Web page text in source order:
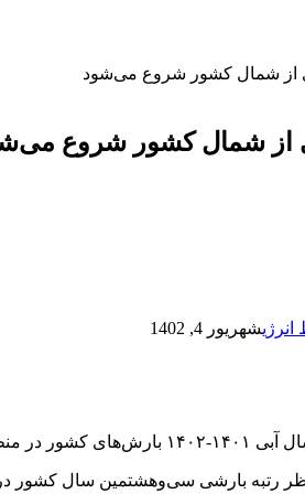
از شمال کشور شروع می‌شود
از شمال کشور شروع
شهریور 4, 1402
فراتر از نرمال را تجربه خواهد کرد.